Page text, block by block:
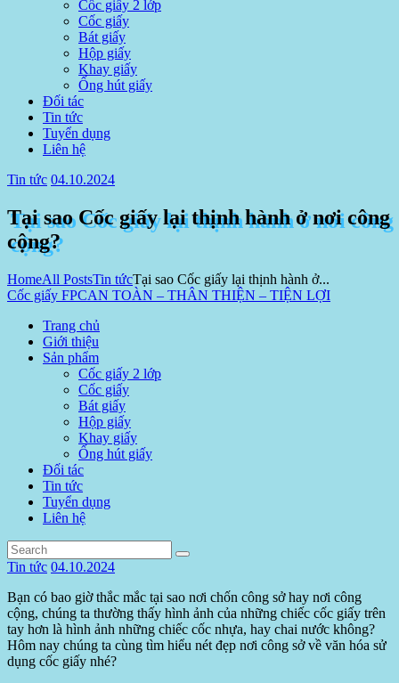
Cốc giấy 2 lớp
Cốc giấy
Bát giấy
Hộp giấy
Khay giấy
Ống hút giấy
Đối tác
Tin tức
Tuyển dụng
Liên hệ
Tin tức 04.10.2024
Tại sao Cốc giấy lại thịnh hành ở nơi công
cộng?
HomeAll PostsTin tứcTại sao Cốc giấy lại thịnh hành ở...
Cốc giấy FPCAN TOÀN – THÂN THIỆN – TIỆN LỢI
Trang chủ
Giới thiệu
Sản phẩm
Cốc giấy 2 lớp
Cốc giấy
Bát giấy
Hộp giấy
Khay giấy
Ống hút giấy
Đối tác
Tin tức
Tuyển dụng
Liên hệ
Tin tức 04.10.2024
Bạn có bao giờ thắc mắc tại sao nơi chốn công sở hay nơi công
cộng, chúng ta thường thấy hình ảnh của những chiếc cốc giấy trên
tay hơn là hình ảnh những chiếc cốc nhựa, hay chai nước không?
Hôm nay chúng ta cùng tìm hiểu nét đẹp nơi công sở về văn hóa sử
dụng cốc giấy nhé?